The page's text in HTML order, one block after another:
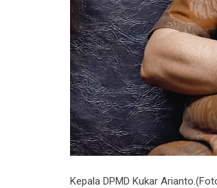
Kepala DPMD Kukar